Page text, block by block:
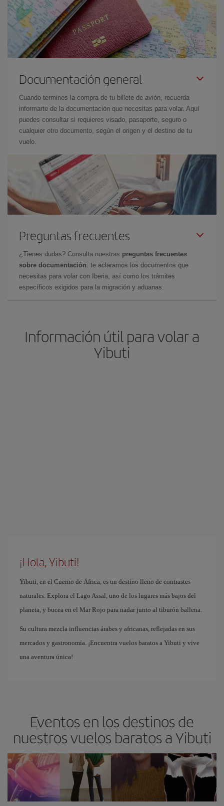
Documentación general
Cuando termines la compra de tu billete de avión, recuerda
informarte de la documentación que necesitas para volar. Aquí
puedes consultar si requieres visado, pasaporte, seguro o
cualquier otro documento, según el origen y el destino de tu
vuelo.
Preguntas frecuentes
¿Tienes dudas? Consulta nuestras preguntas frecuentes
sobre documentación: te aclaramos los documentos que
necesitas para volar con Iberia, así como los trámites
específicos exigidos para la migración y aduanas.
Información útil para volar a
Yibuti
¡Hola, Yibuti!
Yibuti, en el Cuerno de África, es un destino lleno de contrastes
naturales. Explora el Lago Assal, uno de los lugares más bajos del
planeta, y bucea en el Mar Rojo para nadar junto al tiburón ballena.
Su cultura mezcla influencias árabes y africanas, reflejadas en sus
mercados y gastronomía. ¡Encuentra vuelos baratos a Yibuti y vive
una aventura única!
Eventos en los destinos de
nuestros vuelos baratos a Yibuti